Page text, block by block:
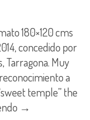
180×120 cms
concedido por
Tarragona. Muy
a
temple” the
→